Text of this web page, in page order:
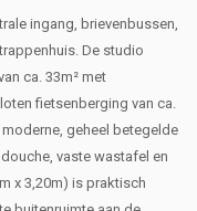
ingang, brievenbussen,
De studio
ca. 33m² met
fietsenberging van ca.
moderne, geheel betegelde
vaste wastafel en
x 3,20m) is praktisch